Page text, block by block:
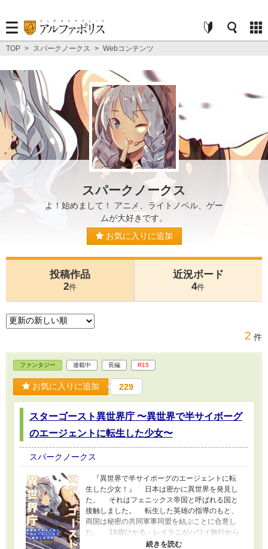
TOP > スパークノークス > Webコンテンツ
スパークノークス
よ！始めまして！ アニメ、ライトノベル、ゲー
ムが大好きです。
お気に入りに追加
投稿作品
2件
近況ボード
4件
2 件
ファンタジー 連載中 長編 R15
お気に入りに追加 229
スターゴースト異世界庁 〜異世界で半サイボーグ
のエージェントに転生した少女〜
スパークノークス
『異世界で半サイボーグのエージェントに転
生した少女！』 日本は密かに異世界を発見し
た。 それはフェニックス帝国と呼ばれる国と
接触しました。 転生した英雄の指導のもと、
両国は秘密の共同軍事同盟を結ぶことに合意し
た。 18歳ひかる・レイラニがハワイ旅行から
東京に帰国。 彼女がその夜遅くに通りを横断